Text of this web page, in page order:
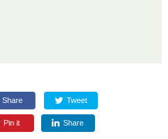
Share Tweet
Pin it Share